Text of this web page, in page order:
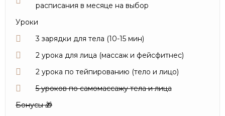
расписания в месяце на выбор
Уроки
3 зарядки для тела (10-15 мин)
2 урока для лица (массаж и фейсфитнес)
2 урока по тейпированию (тело и лицо)
5 уроков по самомассажу тела и лица
Бонусы 🎁